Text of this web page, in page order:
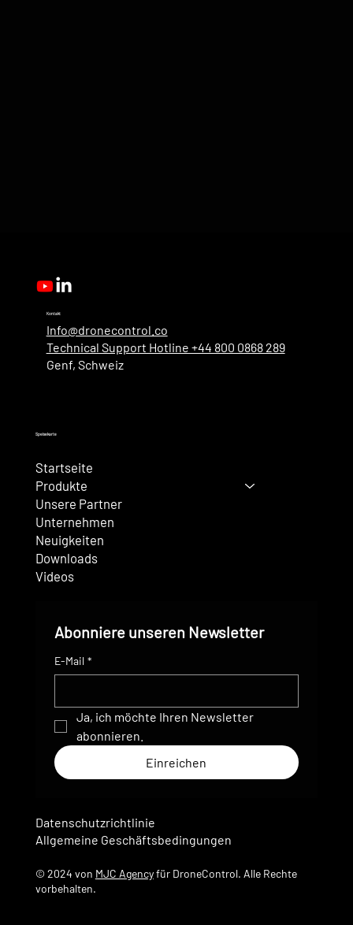
Kontakt
Info@dronecontrol.co
Technical Support Hotline +44 800 0868 289
Genf, Schweiz
Speisekarte
Startseite
Produkte
Unsere Partner
Unternehmen
Neuigkeiten
Downloads
Videos
Abonniere unseren Newsletter
E-Mail *
Ja, ich möchte Ihren Newsletter
abonnieren.
Einreichen
© 2024 von MJC Agencyfür DroneControl. Alle Rechte
vorbehalten.
Allgemeine Geschäftsbedingungen
Datenschutzrichtlinie